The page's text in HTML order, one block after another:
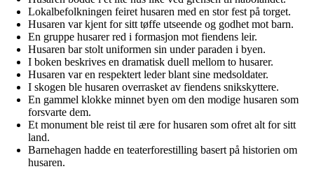
Lokalbefolkningen feiret husaren med en stor fest på torget.
Husaren var kjent for sitt tøffe utseende og godhet mot barn.
En gruppe husarer red i formasjon mot fiendens leir.
Husaren bar stolt uniformen sin under paraden i byen.
I boken beskrives en dramatisk duell mellom to husarer.
Husaren var en respektert leder blant sine medsoldater.
I skogen ble husaren overrasket av fiendens snikskyttere.
En gammel klokke minnet byen om den modige husaren som
forsvarte dem.
Et monument ble reist til ære for husaren som ofret alt for sitt
land.
Barnehagen hadde en teaterforestilling basert på historien om
husaren.